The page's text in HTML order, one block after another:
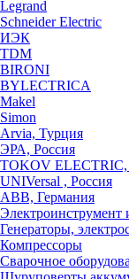
Legrand
Schneider Electric
ИЭК
TDM
BIRONI
BYLECTRICA
Makel
Simon
Arvia, Турция
ЭРА, Россия
TOKOV ELECTRIC,
UNIVersal , Россия
ABB, Германия
Электроинструмент
Генераторы,
Компрессоры
Сварочное